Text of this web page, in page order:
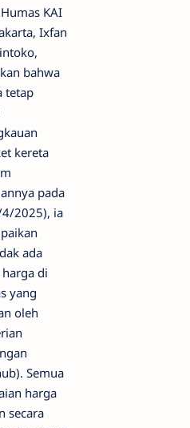
KAI
Ixfan
bahwa
tetap
kereta
pada
2025), ia
ada
di
yang
oleh
Semua
harga
secara